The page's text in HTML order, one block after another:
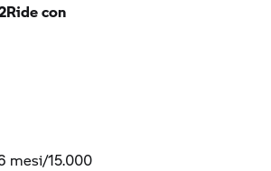
con
mesi/15.000